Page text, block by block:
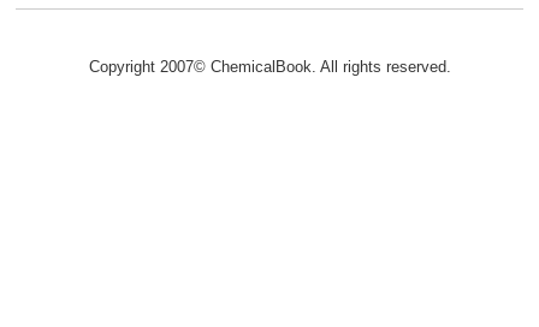
Copyright 2007© ChemicalBook. All rights reserved.